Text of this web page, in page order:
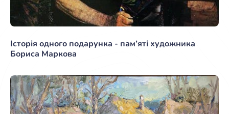
Історія одного подарунка - пам’яті художника
Бориса Маркова